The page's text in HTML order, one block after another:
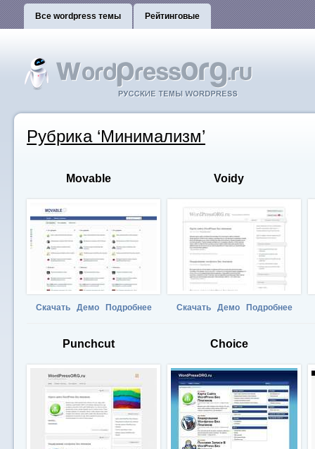
Все wordpress темы Рейтинговые
Рубрика ‘Минимализм’
Movable
Скачать Демо Подробнее
Voidy
Скачать Демо Подробнее
Punchcut Choice